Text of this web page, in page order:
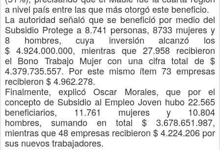
a nivel país entre las que más otorgó este beneficio.
La autoridad señaló que se benefició por medio del
Subsidio Protege a 8.741 personas, 8733 mujeres y
8 hombres, cuya inversión alcanzó los
$ 4.924.000.000, mientras que 27.958 recibieron
el Bono Trabajo Mujercon una cifra total de$
4.379.735.557. Por este mismo ítem73 empresas
recibieron $ 4.962.278.
Finalmente, explicó Oscar Morales, que por el
concepto de Subsidio al Empleo Joven hubo 22.565
beneficiarios, 11.761 mujeres y 10.804
hombres, sumando en total $ 3.678.651.987,
mientras que48 empresas recibieron $ 4.224.206 por
sus nuevos trabajadores.